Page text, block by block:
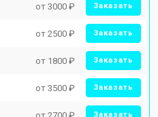
от 3000 ₽ Заказать
от 2500 ₽ Заказать
от 1800 ₽ Заказать
от 3500 ₽ Заказать
от 2700 ₽ Заказать